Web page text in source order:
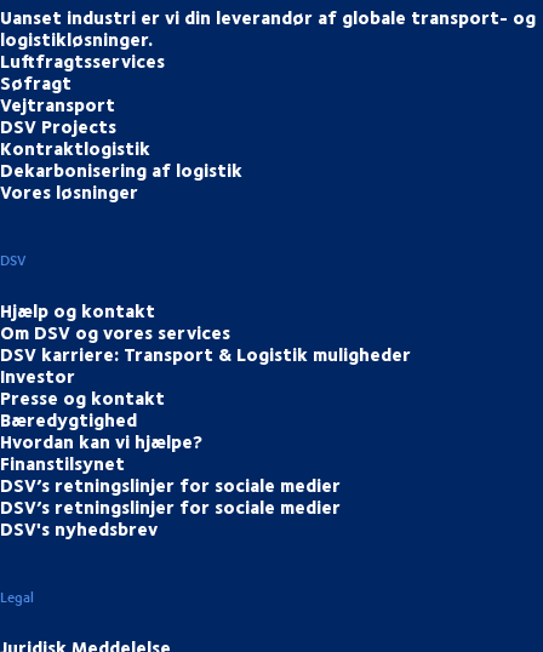
Uanset industri er vi din leverandør af globale transport- og
logistikløsninger.
Luftfragtsservices
Søfragt
Vejtransport
DSV Projects
Kontraktlogistik
Dekarbonisering af logistik
Vores løsninger
DSV
Hjælp og kontakt
Om DSV og vores services
DSV karriere: Transport & Logistik muligheder
Investor
Presse og kontakt
Bæredygtighed
Hvordan kan vi hjælpe?
Finanstilsynet
DSV’s retningslinjer for sociale medier
DSV’s retningslinjer for sociale medier
DSV's nyhedsbrev
Legal